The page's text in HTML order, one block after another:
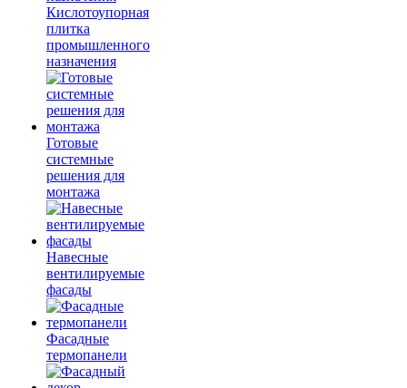
Кислотоупорная
плитка
промышленного
назначения
Готовые
системные
решения для
монтажа
Навесные
вентилируемые
фасады
Фасадные
термопанели